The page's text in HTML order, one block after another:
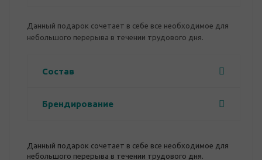
Данный подарок сочетает в себе все необходимое для
небольшого перерыва в течении трудового дня.
Состав
Брендирование
Данный подарок сочетает в себе все необходимое для
небольшого перерыва в течении трудового дня.